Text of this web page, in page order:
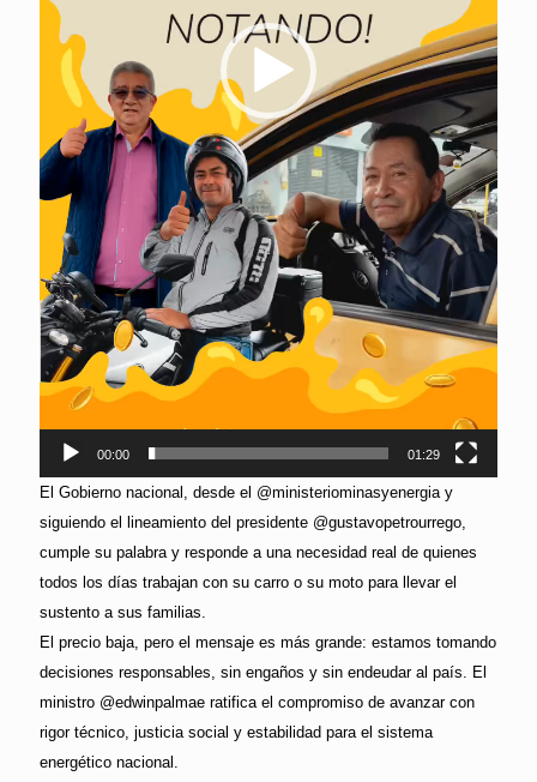
00:00 01:29
El Gobierno nacional, desde el @ministeriominasyenergia y
siguiendo el lineamiento del presidente @gustavopetrourrego,
cumple su palabra y responde a una necesidad real de quienes
todos los días trabajan con su carro o su moto para llevar el
sustento a sus familias.
El precio baja, pero el mensaje es más grande: estamos tomando
decisiones responsables, sin engaños y sin endeudar al país. El
ministro @edwinpalmae ratifica el compromiso de avanzar con
rigor técnico, justicia social y estabilidad para el sistema
energético nacional.